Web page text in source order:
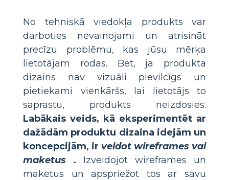
No tehniskā viedokļa produkts var
darboties nevainojami un atrisināt
precīzu problēmu, kas jūsu mērķa
lietotājam rodas. Bet, ja produkta
dizains nav vizuāli pievilcīgs un
pietiekami vienkāršs, lai lietotājs to
saprastu, produkts neizdosies.
Labākais veids, kā eksperimentēt ar
dažādām produktu dizaina idejām un
koncepcijām, ir veidot wireframes vai
maketus . Izveidojot wireframes un
maketus un apspriežot tos ar savu